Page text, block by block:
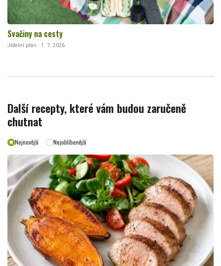
Svačiny na cesty
Jídelní plán · 1. 7. 2026
Další recepty, které vám budou zaručeně
chutnat
Nejnovější Nejoblíbenější